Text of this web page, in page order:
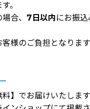
。
合、 7日以内 にお振
様のご負担となりま
】でお届けいたします